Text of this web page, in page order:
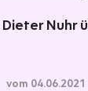
Nuhr
vom 04.06.2021